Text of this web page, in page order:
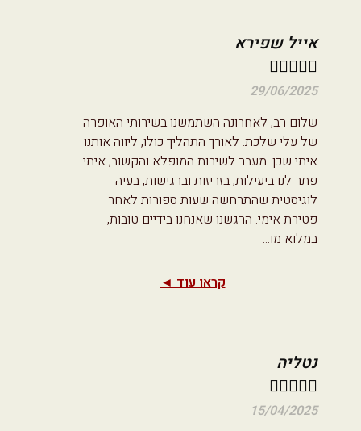
אייל שפירא

29/06/2025
שלום רב, לאחרונה השתמשנו בשירותי האופרה
של עלי שלכת. לאורך התהליך כולו, ליווה אותנו
איתי שכן. מעבר לשירות המופלא והקשוב, איתי
פתר לנו ביעילות, בזריזות וברגישות, בעיה
לוגיסטית שהתרחשה שעות ספורות לאחר
פטירת אימי. הרגשנו שאנחנו בידיים טובות,
במלוא מו...
קראו עוד ◄
נטליה

15/04/2025